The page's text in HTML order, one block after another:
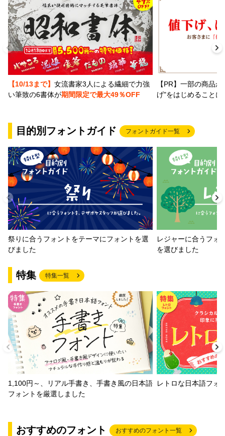
価格帯
〜
リセット
【10/13まで】 女流書家3人による繊細で力強
い筆致の6書体が期間限定で最大49％OFF
【PR】一部の商品
げ"をはじめること
目的別フォントガイド フォントガイド一覧
祭りに合うフォントをテーマにフォントを選
びました
レジャーに合うフォ
を選びました
特集 特集一覧
1,100円～、リアル手書き、手書き風の日本語
フォントを厳選しました
レトロな日本語フォ
おすすめのフォント おすすめのフォント一覧